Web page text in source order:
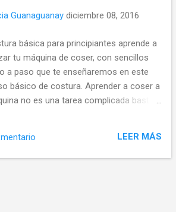
Guanaguanay diciembre 08, 2016
básica para principiantes aprende a
tu máquina de coser, con sencillos
a paso que te enseñaremos en este
básico de costura. Aprender a coser a
no es una tarea complicada basta
calidad que sea básica pero no
LEER MÁS